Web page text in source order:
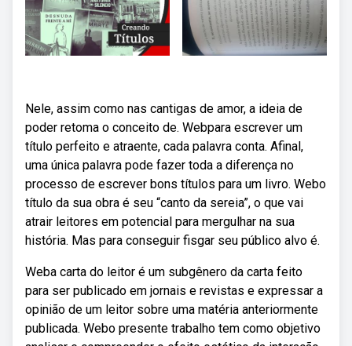
Nele, assim como nas cantigas de amor, a ideia de
poder retoma o conceito de. Webpara escrever um
título perfeito e atraente, cada palavra conta. Afinal,
uma única palavra pode fazer toda a diferença no
processo de escrever bons títulos para um livro. Webo
título da sua obra é seu “canto da sereia”, o que vai
atrair leitores em potencial para mergulhar na sua
história. Mas para conseguir fisgar seu público alvo é.
Weba carta do leitor é um subgênero da carta feito
para ser publicado em jornais e revistas e expressar a
opinião de um leitor sobre uma matéria anteriormente
publicada. Webo presente trabalho tem como objetivo